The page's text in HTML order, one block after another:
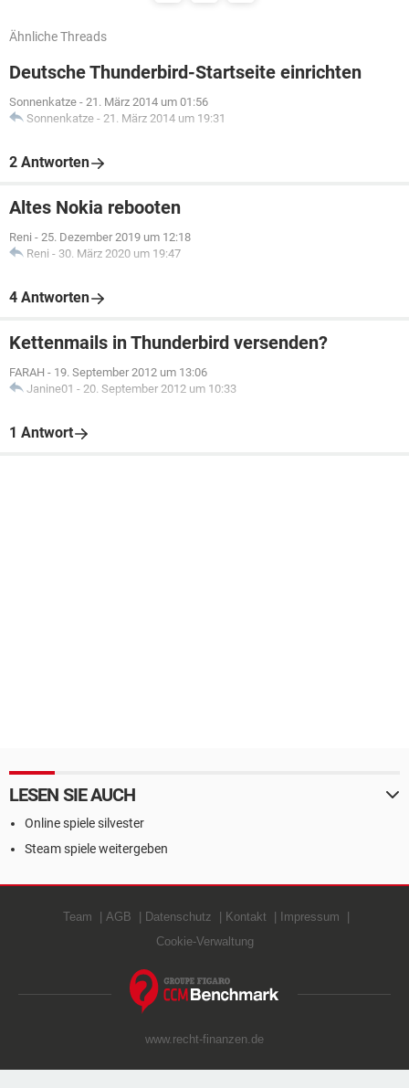
Ähnliche Threads
Deutsche Thunderbird-Startseite einrichten
Sonnenkatze - 21. März 2014 um 01:56
Sonnenkatze - 21. März 2014 um 19:31
2 Antworten
Altes Nokia rebooten
Reni - 25. Dezember 2019 um 12:18
Reni - 30. März 2020 um 19:47
4 Antworten
Kettenmails in Thunderbird versenden?
FARAH - 19. September 2012 um 13:06
Janine01 - 20. September 2012 um 10:33
1 Antwort
LESEN SIE AUCH
Online spiele silvester
Steam spiele weitergeben
Team AGB Datenschutz Kontakt
Impressum
Cookie-Verwaltung
www.recht-finanzen.de